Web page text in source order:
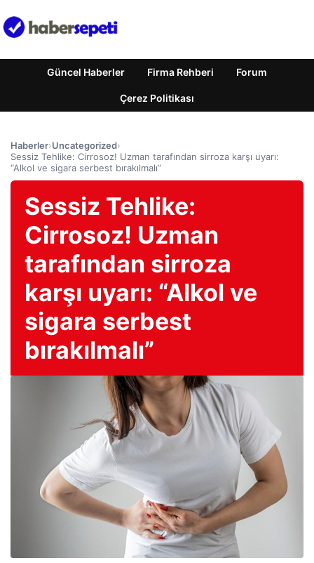
Güncel Haberler Firma Rehberi Forum
Çerez Politikası
Haberler›Uncategorized›
Sessiz Tehlike: Cirrosoz! Uzman tarafından sirroza karşı uyarı:
“Alkol ve sigara serbest bırakılmalı”
Sessiz Tehlike:
Cirrosoz! Uzman
tarafından sirroza
karşı uyarı: “Alkol ve
sigara serbest
bırakılmalı”